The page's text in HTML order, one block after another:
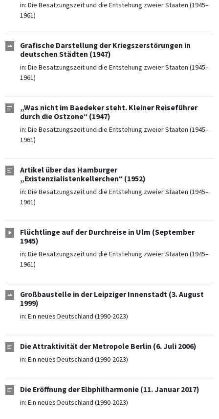
in: Die Besatzungszeit und die Entstehung zweier Staaten (1945–
1961)
Grafische Darstellung der Kriegszerstörungen in
deutschen Städten (1947)
in: Die Besatzungszeit und die Entstehung zweier Staaten (1945–
1961)
„Was nicht im Baedeker steht. Kleiner Reiseführer
durch die Ostzone“ (1947)
in: Die Besatzungszeit und die Entstehung zweier Staaten (1945–
1961)
Artikel über das Hamburger
„Existenzialistenkellerchen“ (1952)
in: Die Besatzungszeit und die Entstehung zweier Staaten (1945–
1961)
Flüchtlinge auf der Durchreise in Ulm (September
1945)
in: Die Besatzungszeit und die Entstehung zweier Staaten (1945–
1961)
Großbaustelle in der Leipziger Innenstadt (3. August
1999)
in: Ein neues Deutschland (1990-2023)
Die Attraktivität der Metropole Berlin (6. Juli 2006)
in: Ein neues Deutschland (1990-2023)
Die Eröffnung der Elbphilharmonie (11. Januar 2017)
in: Ein neues Deutschland (1990-2023)